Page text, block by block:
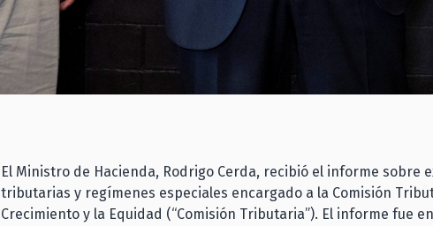
El Ministro de Hacienda, Rodrigo Cerda, recibió el informe sobre
tributarias y regímenes especiales encargado a la Comisión
Crecimiento y la Equidad (“Comisión Tributaria”). El informe fue